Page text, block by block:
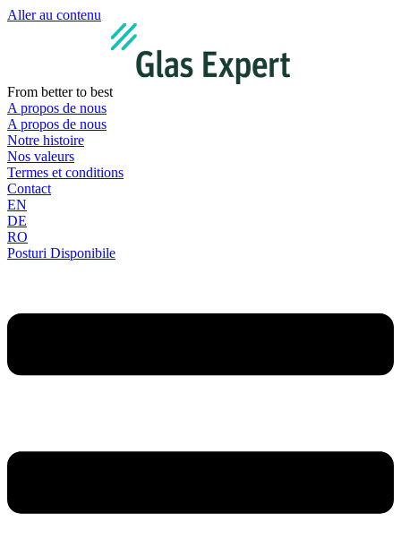
Aller au contenu
From better to best
A propos de nous
A propos de nous
Notre histoire
Nos valeurs
Termes et conditions
Contact
EN
DE
RO
Posturi Disponibile